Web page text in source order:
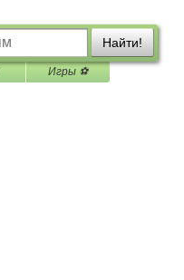
Найти!
Игры ⚽